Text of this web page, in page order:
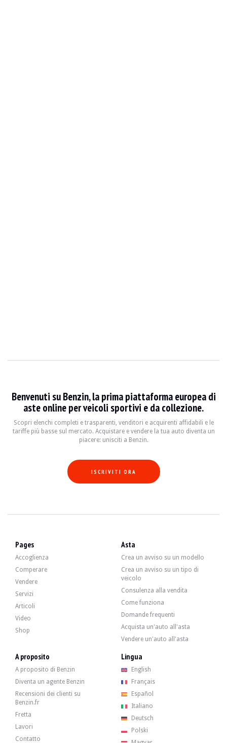
Benvenuti su Benzin, la prima piattaforma europea di
aste online per veicoli sportivi e da collezione.
Scopri elenchi completi e trasparenti, venditori e acquirenti affidabili e le
tariffe più basse sul mercato. Acquistare e vendere la tua auto diventa un
piacere: unisciti a Benzin.
ISCRIVITI ORA
Pages
Accoglienza
Comperare
Vendere
Servizi
Articoli
Video
Shop
Asta
Crea un avviso su un modello
Crea un avviso su un tipo di
veicolo
Consulenza alla vendita
Come funziona
Domande frequenti
Acquista un'auto all'asta
Vendere un'auto all'asta
A proposito
A proposito di Benzin
Diventa un agente Benzin
Recensioni dei clienti su
Benzin.fr
Fretta
Lavori
Contatto
Lingua
English
Français
Español
Italiano
Deutsch
Polski